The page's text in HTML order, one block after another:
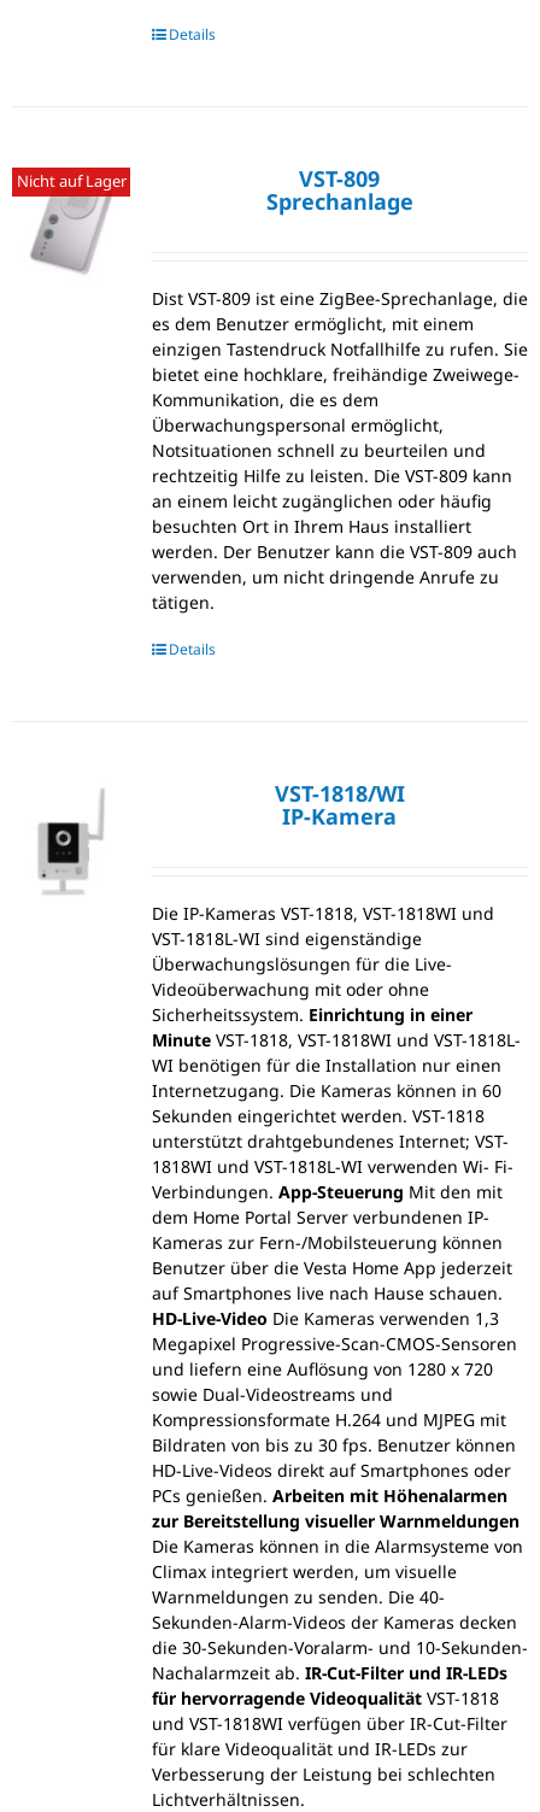
Details
Nicht auf Lager VST-809
Sprechanlage
Dist VST-809 ist eine ZigBee-Sprechanlage, die
es dem Benutzer ermöglicht, mit einem
einzigen Tastendruck Notfallhilfe zu rufen. Sie
bietet eine hochklare, freihändige Zweiwege-
Kommunikation, die es dem
Überwachungspersonal ermöglicht,
Notsituationen schnell zu beurteilen und
rechtzeitig Hilfe zu leisten. Die VST-809 kann
an einem leicht zugänglichen oder häufig
besuchten Ort in Ihrem Haus installiert
werden. Der Benutzer kann die VST-809 auch
verwenden, um nicht dringende Anrufe zu
tätigen.
Details
VST-1818/WI
IP-Kamera
Die IP-Kameras VST-1818, VST-1818WI und
VST-1818L-WI sind eigenständige
Überwachungslösungen für die Live-
Videoüberwachung mit oder ohne
Sicherheitssystem. Einrichtung in einer
MinuteVST-1818, VST-1818WI und VST-1818L-
WI benötigen für die Installation nur einen
Internetzugang. Die Kameras können in 60
Sekunden eingerichtet werden. VST-1818
unterstützt drahtgebundenes Internet; VST-
1818WI und VST-1818L-WI verwenden Wi- Fi-
Verbindungen. App-Steuerung Mit den mit
dem Home Portal Server verbundenen IP-
Kameras zur Fern-/Mobilsteuerung können
Benutzer über die Vesta Home App jederzeit
auf Smartphones live nach Hause schauen.
HD-Live-Video Die Kameras verwenden 1,3
Megapixel Progressive-Scan-CMOS-Sensoren
und liefern eine Auflösung von 1280 x 720
sowie Dual-Videostreams und
Kompressionsformate H.264 und MJPEG mit
Bildraten von bis zu 30 fps. Benutzer können
HD-Live-Videos direkt auf Smartphones oder
PCs genießen. Arbeiten mit Höhenalarmen
zur Bereitstellung visueller Warnmeldungen
Die Kameras können in die Alarmsysteme von
Climax integriert werden, um visuelle
Warnmeldungen zu senden. Die 40-
Sekunden-Alarm-Videos der Kameras decken
die 30-Sekunden-Voralarm- und 10-Sekunden-
Nachalarmzeit ab. IR-Cut-Filter und IR-LEDs
für hervorragende VideoqualitätVST-1818
und VST-1818WI verfügen über IR-Cut-Filter
für klare Videoqualität und IR-LEDs zur
Verbesserung der Leistung bei schlechten
Lichtverhältnissen.